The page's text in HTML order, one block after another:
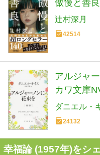
傲慢と善
辻村深月
42514
アルジャ
カワ文庫
ダニエル・
24132
幸福論 (1957年)をシ